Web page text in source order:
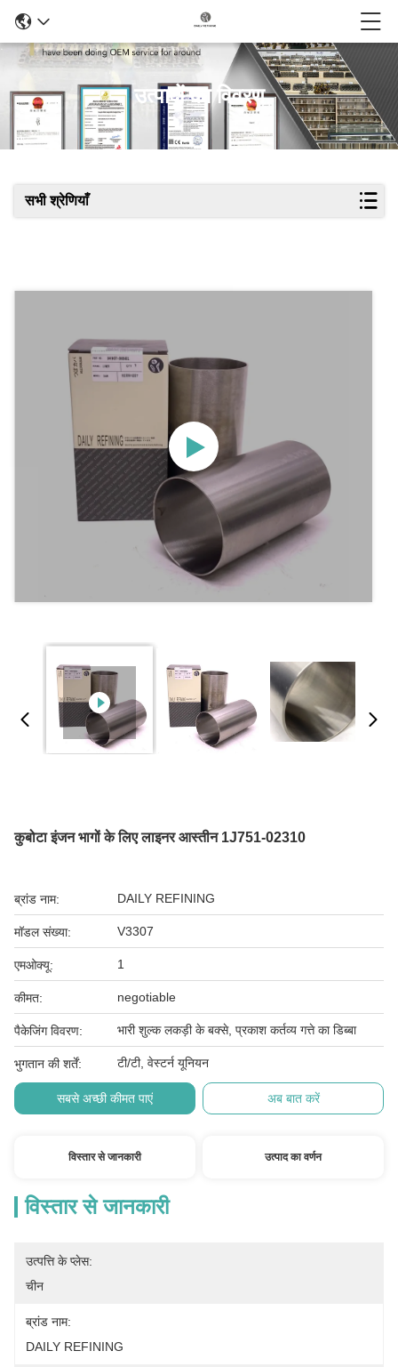
उत्पादों का विवरण
सभी श्रेणियाँ
कुबोटा इंजन भागों के लिए लाइनर आस्तीन 1J751-02310
ब्रांड नाम: DAILY REFINING
मॉडल संख्या: V3307
एमओक्यू: 1
कीमत: negotiable
पैकेजिंग विवरण: भारी शुल्क लकड़ी के बक्से, प्रकाश कर्तव्य गत्ते का डिब्बा
भुगतान की शर्तें: टी/टी, वेस्टर्न यूनियन
सबसे अच्छी कीमत पाएं अब बात करें
विस्तार से जानकारी उत्पाद का वर्णन
विस्तार से जानकारी
उत्पत्ति के प्लेस:
चीन
ब्रांड नाम:
DAILY REFINING